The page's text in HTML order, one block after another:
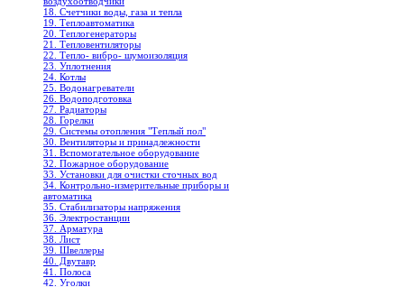
18. Счетчики воды, газа и тепла
19. Теплоавтоматика
20. Теплогенераторы
21. Тепловентиляторы
22. Тепло- вибро- шумоизоляция
23. Уплотнения
24. Котлы
25. Водонагреватели
26. Водоподготовка
27. Радиаторы
28. Горелки
29. Системы отопления "Теплый пол"
30. Вентиляторы и принадлежности
31. Вспомогательное оборудование
32. Пожарное оборудование
33. Установки для очистки сточных вод
34. Контрольно-измерительные приборы и
автоматика
35. Стабилизаторы напряжения
36. Электростанции
37. Арматура
38. Лист
39. Швеллеры
40. Двутавр
41. Полоса
42. Уголки